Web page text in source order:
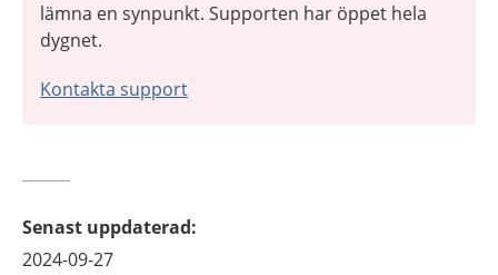
lämna en synpunkt. Supporten har öppet hela
dygnet.
Kontakta support
Senast uppdaterad:
2024-09-27